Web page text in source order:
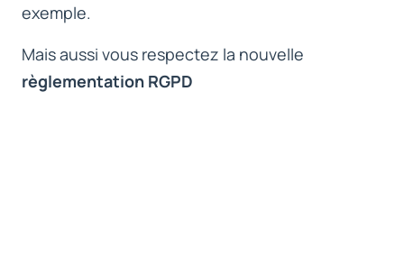
exemple.
Mais aussi vous respectez la nouvelle
règlementation RGPD